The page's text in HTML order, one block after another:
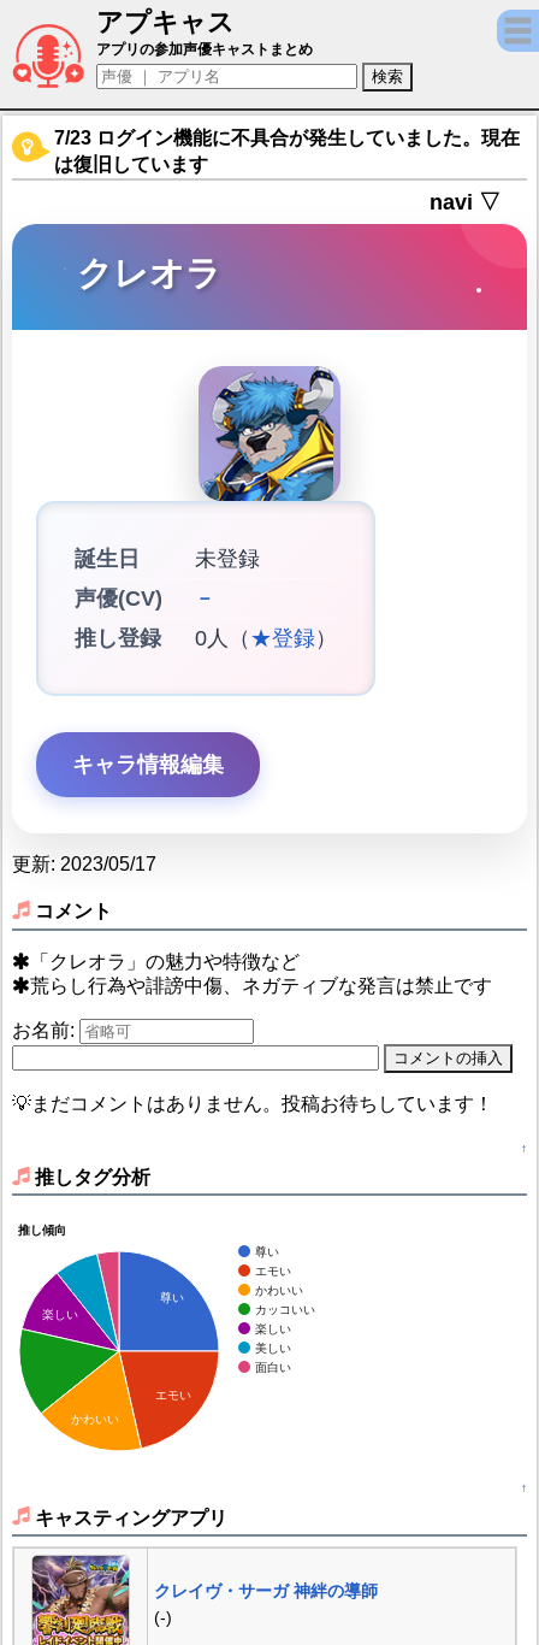
アプキャス
クレオラ（声優：－)【クレイヴ・サーガ 神
アプリの参加声優キャストまとめ
7/23 ログイン機能に不具合が発生していました。現在
は復旧しています
navi ▽
クレオラ
誕生日
未登録
声優(CV)
－
推し登録 0人（ ★登録）
キャラ情報編集
更新: 2023/05/17
コメント
「クレオラ」の魅力や特徴など
荒らし行為や誹謗中傷、ネガティブな発言は禁止です
お名前:
💡まだコメントはありません。投稿お待ちしています！
↑
推しタグ分析
推し傾向
尊い
エモい
かわいい
カッコいい
楽しい
美しい
面白い
尊い
エモい
楽しい
かわいい
↑
キャスティングアプリ
クレイヴ・サーガ 神絆の導師
(-)